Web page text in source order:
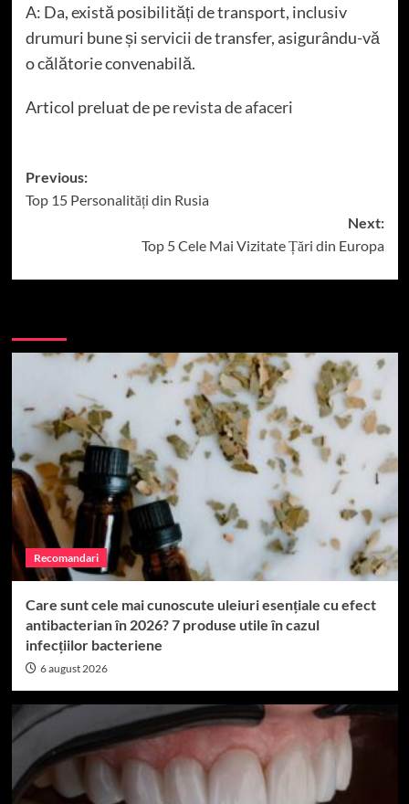
A: Da, există posibilități de transport, inclusiv
drumuri bune și servicii de transfer, asigurându-vă
o călătorie convenabilă.
Articol preluat de perevista de afaceri
Post
navigation
Previous:
Top 15 Personalități din Rusia
Next:
Top 5 Cele Mai Vizitate Țări din Europa
Recomandari
Care sunt cele mai cunoscute uleiuri esențiale cu efect
antibacterian în 2026? 7 produse utile în cazul
infecțiilor bacteriene
6 august 2026